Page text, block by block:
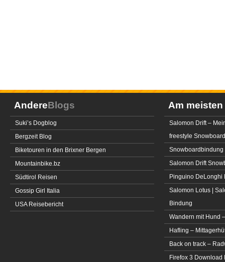
AndereBlogs
Suki’s Dogblog
Bergzeit Blog
Biketouren in den Brixner Bergen
Mountainbike.bz
Südtirol Reisen
Gossip Girl Italia
USA Reisebericht
Am meisten
Salomon Drift –
freestyle Snowboard
Snowboardbindung
Salomon Drift
Pinguino DeLonghi
Salomon Lotus |
Bindung
Wandern mit Hund
Hafling –
Back on track –
Firefox 3 Download